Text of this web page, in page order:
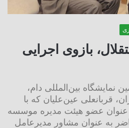
بازوی اجرایی
نمایشگاه بین‌المللی دام،
قربانعلی عین‌علیان که با
به عنوان عضو هیئت مدیره موسسه
به عنوان مشاور مدیرعامل